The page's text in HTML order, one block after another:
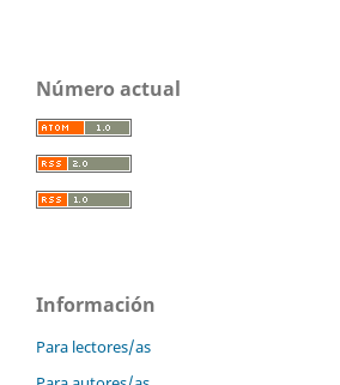
Número actual
Información
Para lectores/as